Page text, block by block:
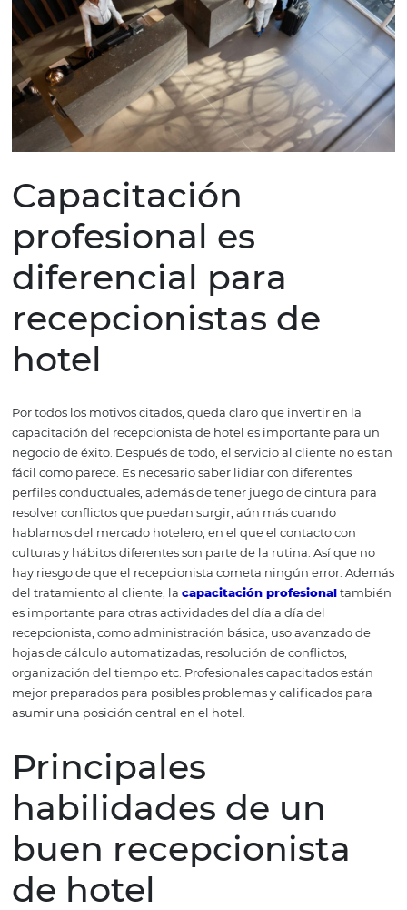
contrario, cuando los recepcionistas son solícitos y
voluntad de regresar es casi automática. Además, son
responsables de toda la burocracia que implica la
intermedio con la gestión del hotel, como datos
control de stock y organización de documentos. En ese
los recepcionistas son los profesionales que mantienen
organización del lugar y tienen a mano informaciones
Capacitación
profesional es
diferencial para
recepcionistas de
hotel
capacitación del recepcionista de hotel es importante
negocio de éxito. Después de todo, el servicio al cliente
fácil como parece. Es necesario saber lidiar con